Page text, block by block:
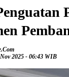
2025 - 06:43 WIB